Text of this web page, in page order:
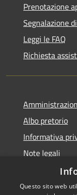
Prenotazione
Segnalazione
Leggi le FAQ
Richiesta
Albo pretorio
Informativa
Note legali
Dichiarazione
Questo sito web